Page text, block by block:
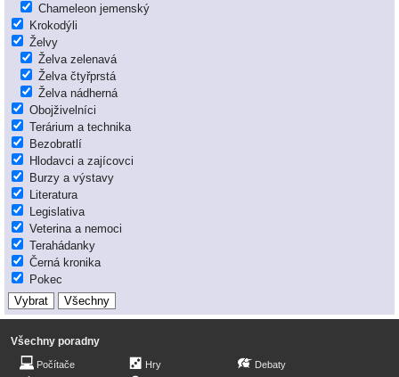
Chameleon jemenský
Krokodýli
Želvy
Želva zelenavá
Želva čtyřprstá
Želva nádherná
Obojživelníci
Terárium a technika
Bezobratlí
Hlodavci a zajícovci
Burzy a výstavy
Literatura
Legislativa
Veterina a nemoci
Terahádanky
Černá kronika
Pokec
Všechny poradny
Počítače Hry Debaty